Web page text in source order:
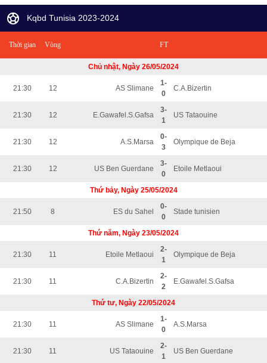
Kqbd Tunisia 2023-2024
Thời gian Vòng FT
Chủ nhật, Ngày 26/05/2024
21:30 12 AS Slimane
1-
0
C.A.Bizertin
21:30 12 E.Gawafel.S.Gafsa
3-
1
US Tataouine
21:30 12 A.S.Marsa
0-
3
Olympique de Beja
21:30 12 US Ben Guerdane
3-
0
Etoile Metlaoui
Thứ bảy, Ngày 25/05/2024
21:50 8 ES du Sahel
0-
0
Stade tunisien
Thứ năm, Ngày 23/05/2024
21:30 11 Etoile Metlaoui
2-
1
Olympique de Beja
21:30 11 C.A.Bizertin
2-
2
E.Gawafel.S.Gafsa
Thứ tư, Ngày 22/05/2024
21:30 11 AS Slimane
1-
0
A.S.Marsa
21:30 11 US Tataouine
2-
1
US Ben Guerdane